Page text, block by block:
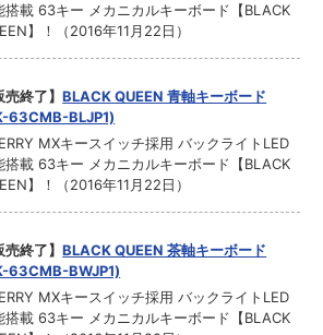
搭載 63キー メカニカルキーボード【BLACK
】！（2016年11月22日）
売終了】BLACK QUEEN 青軸キーボード
63CMB-BLJP1)
MXキースイッチ採用 バックライトLED
搭載 63キー メカニカルキーボード【BLACK
】！（2016年11月22日）
売終了】BLACK QUEEN 茶軸キーボード
63CMB-BWJP1)
MXキースイッチ採用 バックライトLED
搭載 63キー メカニカルキーボード【BLACK